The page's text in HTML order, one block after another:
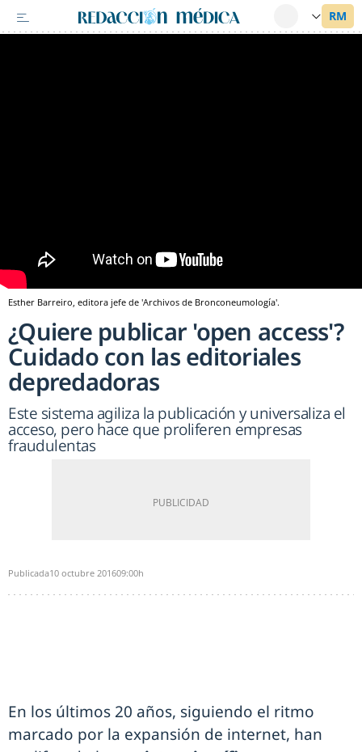
Esther Barreiro, editora jefe de 'Archivos de Bronconeumología'.
¿Quiere publicar 'open access'?
Cuidado con las editoriales
depredadoras
Este sistema agiliza la publicación y universaliza el
acceso, pero hace que proliferen empresas
fraudulentas
Publicada10 octubre 201609:00h
En los últimos 20 años, siguiendo el ritmo
marcado por la expansión de internet, han